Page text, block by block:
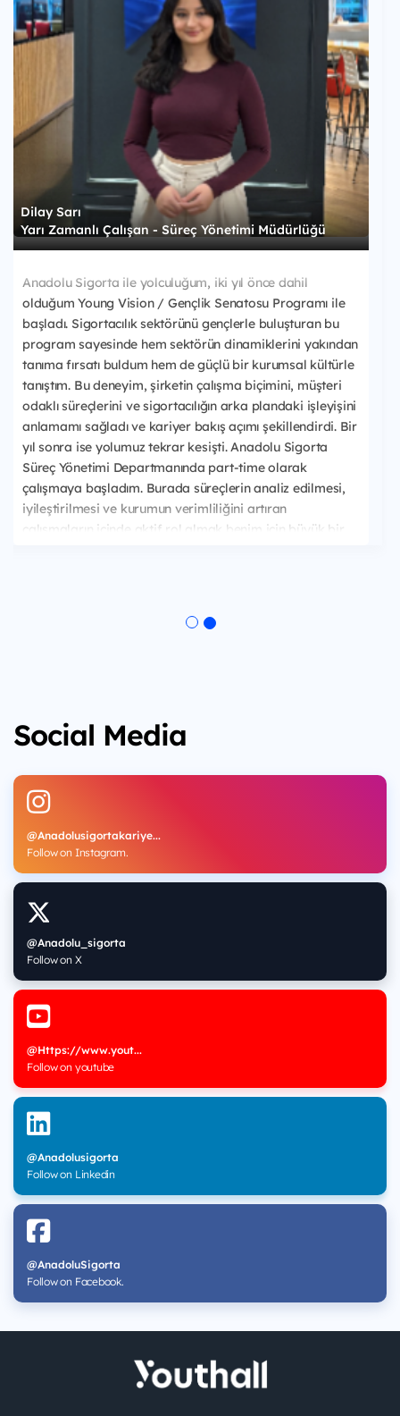
Dilay Sarı
Yarı Zamanlı Çalışan - Süreç Yönetimi Müdürlüğü
Anadolu Sigorta ile yolculuğum, iki yıl önce dahil
olduğum Young Vision / Gençlik Senatosu Programı ile
başladı. Sigortacılık sektörünü gençlerle buluşturan bu
program sayesinde hem sektörün dinamiklerini yakından
tanıma fırsatı buldum hem de güçlü bir kurumsal kültürle
tanıştım. Bu deneyim, şirketin çalışma biçimini, müşteri
odaklı süreçlerini ve sigortacılığın arka plandaki işleyişini
anlamamı sağladı ve kariyer bakış açımı şekillendirdi. Bir
yıl sonra ise yolumuz tekrar kesişti. Anadolu Sigorta
Süreç Yönetimi Departmanında part-time olarak
çalışmaya başladım. Burada süreçlerin analiz edilmesi,
iyileştirilmesi ve kurumun verimliliğini artıran
çalışmaların içinde aktif rol almak benim için büyük bir
Social Media
@Anadolusigortakariye...
Follow on Instagram.
@Anadolu_sigorta
Follow on X
@Https://www.yout...
Follow on youtube
@Anadolusigorta
Follow on Linkedin
@AnadoluSigorta
Follow on Facebook.